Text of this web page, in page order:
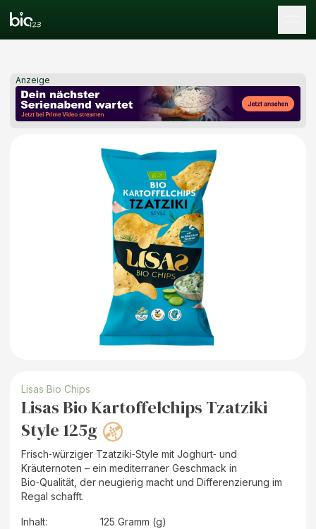
Anzeige
Lisas Bio Chips
Lisas Bio Kartoffelchips Tzatziki
Style 125g
Frisch‑würziger Tzatziki‑Style mit Joghurt‑ und
Kräuternoten – ein mediterraner Geschmack in
Bio‑Qualität, der neugierig macht und Differenzierung im
Regal schafft.
Inhalt:
125 Gramm (g)